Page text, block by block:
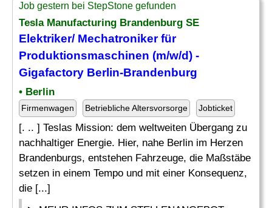
Job gestern bei StepStone gefunden
Tesla Manufacturing Brandenburg SE
Elektriker/ Mechatronikerfür
Produktionsmaschinen (m/w/d) -
Gigafactory Berlin-Brandenburg
• Berlin
Firmenwagen Betriebliche Altersvorsorge Jobticket
[. .. ] Teslas Mission: dem weltweiten Übergang zu
nachhaltiger Energie. Hier, nahe Berlin im Herzen
Brandenburgs, entstehen Fahrzeuge, die Maßstäbe
setzen in einem Tempo und mit einer Konsequenz,
die [...]